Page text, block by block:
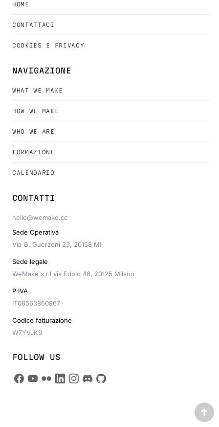
HOME
CONTATTACI
COOKIES E PRIVACY
NAVIGAZIONE
WHAT WE MAKE
HOW WE MAKE
WHO WE ARE
FORMAZIONE
CALENDARIO
CONTATTI
hello@wemake.cc
Sede Operativa
Via G. Guerzoni 23, 20158 MI
Sede legale
WeMake s.r.l via Edolo 46, 20125 Milano
P.IVA
IT08563860967
Codice fatturazione
W7YVJK9
FOLLOW US
Go